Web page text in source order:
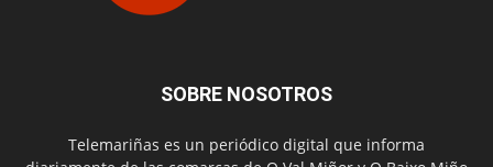
SOBRE NOSOTROS
Telemariñas es un periódico digital que informa